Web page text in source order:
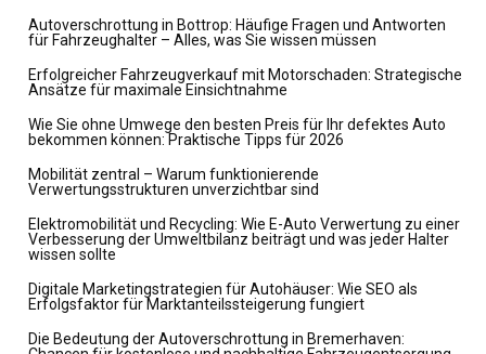
Autoverschrottung in Bottrop: Häufige Fragen und Antworten
für Fahrzeughalter – Alles, was Sie wissen müssen
Erfolgreicher Fahrzeugverkauf mit Motorschaden: Strategische
Ansätze für maximale Einsichtnahme
Wie Sie ohne Umwege den besten Preis für Ihr defektes Auto
bekommen können: Praktische Tipps für 2026
Mobilität zentral – Warum funktionierende
Verwertungsstrukturen unverzichtbar sind
Elektromobilität und Recycling: Wie E-Auto Verwertung zu einer
Verbesserung der Umweltbilanz beiträgt und was jeder Halter
wissen sollte
Digitale Marketingstrategien für Autohäuser: Wie SEO als
Erfolgsfaktor für Marktanteilssteigerung fungiert
Die Bedeutung der Autoverschrottung in Bremerhaven: